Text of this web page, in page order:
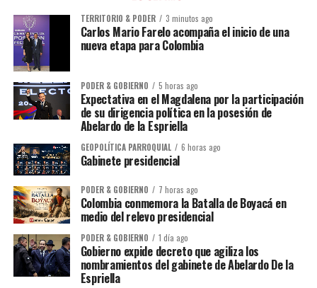
TERRITORIO & PODER 3 minutos ago
Carlos Mario Farelo acompaña el inicio de una
nueva etapa para Colombia
PODER & GOBIERNO 5 horas ago
Expectativa en el Magdalena por la participación
de su dirigencia política en la posesión de
Abelardo de la Espriella
GEOPOLÍTICA PARROQUIAL 6 horas ago
Gabinete presidencial
PODER & GOBIERNO 7 horas ago
Colombia conmemora la Batalla de Boyacá en
medio del relevo presidencial
PODER & GOBIERNO 1 día ago
Gobierno expide decreto que agiliza los
nombramientos del gabinete de Abelardo De la
Espriella